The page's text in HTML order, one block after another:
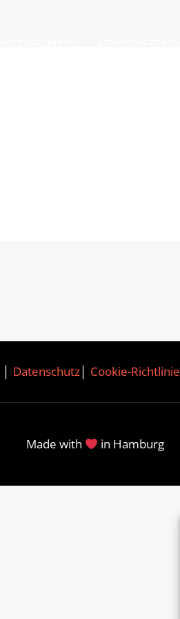
Datenschutz│ Cookie-Richtlinie
Made with in Hamburg